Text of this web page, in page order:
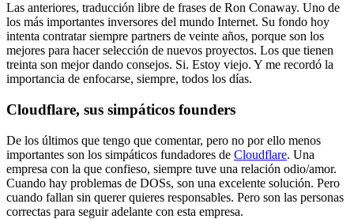
Las anteriores, traducción libre de frases de Ron Conaway. Uno de
los más importantes inversores del mundo Internet. Su fondo hoy
intenta contratar siempre partners de veinte años, porque son los
mejores para hacer selección de nuevos proyectos. Los que tienen
treinta son mejor dando consejos. Si. Estoy viejo. Y me recordó la
importancia de enfocarse, siempre, todos los días.
Cloudflare, sus simpáticos founders
De los últimos que tengo que comentar, pero no por ello menos
importantes son los simpáticos fundadores de Cloudflare. Una
empresa con la que confieso, siempre tuve una relación odio/amor.
Cuando hay problemas de DOSs, son una excelente solución. Pero
cuando fallan sin querer quieres responsables. Pero son las personas
correctas para seguir adelante con esta empresa.